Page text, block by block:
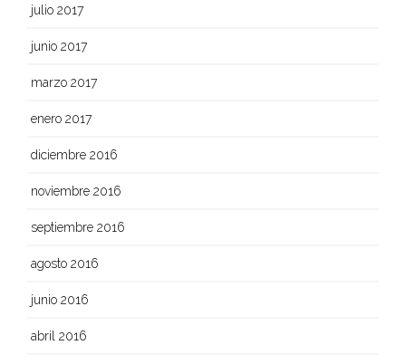
julio 2017
junio 2017
marzo 2017
enero 2017
diciembre 2016
noviembre 2016
septiembre 2016
agosto 2016
junio 2016
abril 2016